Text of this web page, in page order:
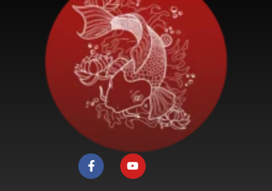
F
a
c
Y
o
u